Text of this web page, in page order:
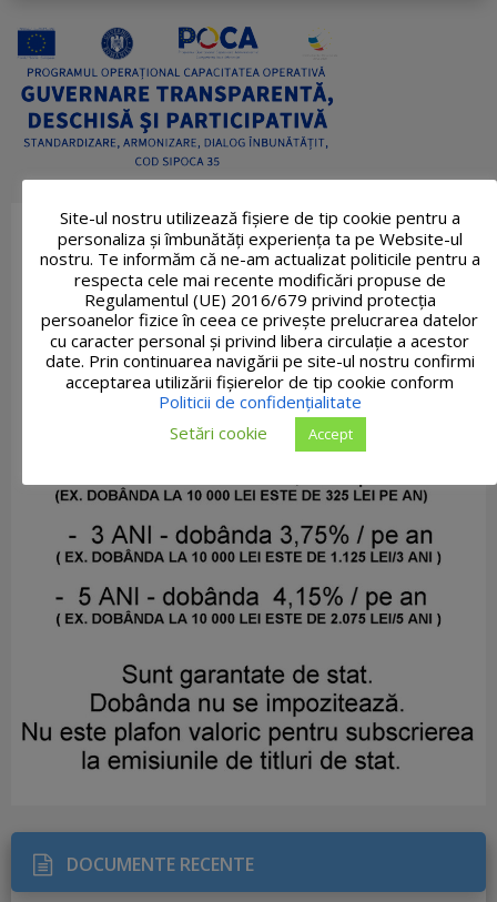
DOCUMENTE RECENTE
Site-ul nostru utilizează fişiere de tip cookie pentru a
personaliza și îmbunătăți experiența ta pe Website-ul
nostru. Te informăm că ne-am actualizat politicile pentru a
respecta cele mai recente modificări propuse de
Regulamentul (UE) 2016/679 privind protecția
persoanelor fizice în ceea ce privește prelucrarea datelor
cu caracter personal și privind libera circulație a acestor
date. Prin continuarea navigării pe site-ul nostru confirmi
acceptarea utilizării fişierelor de tip cookie conform
Politicii de confidențialitate
Setări cookie
Accept